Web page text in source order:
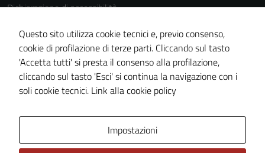
Dichiarazione di accessibilità
Dichiarazione di accessibilità Servizi
Whistleblowing
Piano di miglioramento del sito
Area riservata
Questo sito utilizza cookie tecnici e, previo consenso,
cookie di profilazione di terze parti. Cliccando sul tasto
'Accetta tutti' si presta il consenso alla profilazione,
cliccando sul tasto 'Esci' si continua la navigazione con i
soli cookie tecnici. Link alla cookie policy
Impostazioni